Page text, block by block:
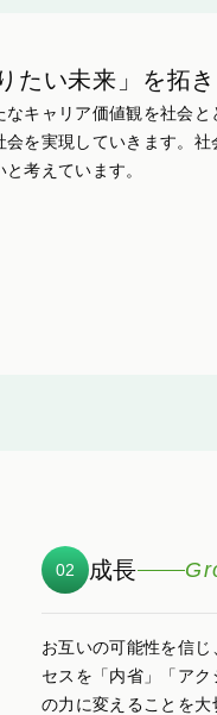
い未来」を拓
キャリア価値観を社会
を実現していきます。
考えています。
02 成長
お互いの可能性を信
セスを「内省」「ア
の力に変えることを